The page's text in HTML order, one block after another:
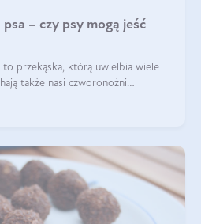
– czy psy mogą jeść
przekąska, którą uwielbia wiele
także nasi czworonożni